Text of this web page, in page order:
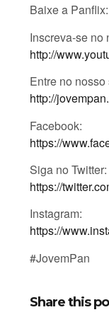
Baixe a Panflix:
Inscreva-se no
http://
Entre no nosso
http://
Facebook:
https://
Siga no Twitter:
https://
Instagram:
https://
#JovemPan
Share this